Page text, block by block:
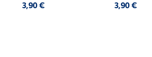
3,90 € 3,90 €